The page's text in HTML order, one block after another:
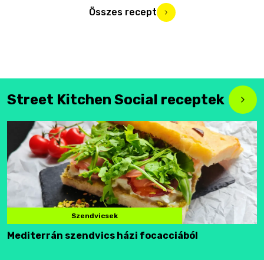
Összes recept
Street Kitchen Social receptek
Szendvicsek
Mediterrán szendvics házi focacciából